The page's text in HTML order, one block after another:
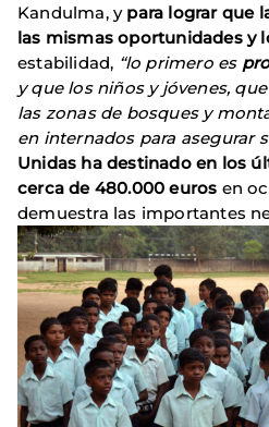
Kandulma, y para lograr que
las mismas oportunidades y
estabilidad, “lo primero es
y que los niños y jóvenes,
las zonas de bosques y
en internados para asegurar
Unidas ha destinado en los
cerca de 480.000 euros en
demuestra las importantes